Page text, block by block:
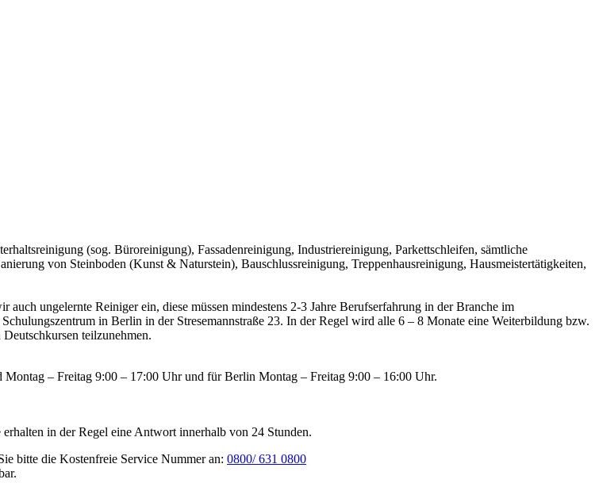
(sog. Büroreinigung), Fassadenreinigung, Industriereinigung, Parkettschleifen, sämtliche
von Steinboden (Kunst & Naturstein), Bauschlussreinigung, Treppenhausreinigung, Hausmeistertätigkeiten,
ungelernte Reiniger ein, diese müssen mindestens 2-3 Jahre Berufserfahrung in der Branche im
in Berlin in der Stresemannstraße 23. In der Regel wird alle 6 – 8 Monate eine Weiterbildung bzw.
teilzunehmen.
– Freitag 9:00 – 17:00 Uhr und für Berlin Montag – Freitag 9:00 – 16:00 Uhr.
in der Regel eine Antwort innerhalb von 24 Stunden.
bitte die Kostenfreie Service Nummer an: 0800/ 631 0800